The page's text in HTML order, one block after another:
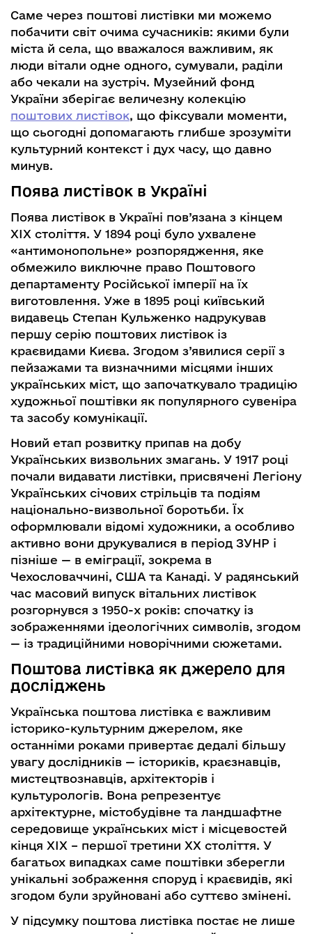
Саме через поштові листівки ми можемо
побачити світ очима сучасників: якими були
міста й села, що вважалося важливим, як
люди вітали одне одного, сумували, раділи
або чекали на зустріч. Музейний фонд
України зберігає величезну колекцію
поштових листівок, що фіксували моменти,
що сьогодні допомагають глибше зрозуміти
культурний контекст і дух часу, що давно
минув.
Поява листівок в Україні
Поява листівок в Україні пов’язана з кінцем
ХІХ століття. У 1894 році було ухвалене
«антимонопольне» розпорядження, яке
обмежило виключне право Поштового
департаменту Російської імперії на їх
виготовлення. Уже в 1895 році київський
видавець Степан Кульженко надрукував
першу серію поштових листівок із
краєвидами Києва. Згодом з’явилися серії з
пейзажами та визначними місцями інших
українських міст, що започаткувало традицію
художньої поштівки як популярного сувеніра
та засобу комунікації.
Новий етап розвитку припав на добу
Українських визвольних змагань. У 1917 році
почали видавати листівки, присвячені Легіону
Українських січових стрільців та подіям
національно-визвольної боротьби. Їх
оформлювали відомі художники, а особливо
активно вони друкувалися в період ЗУНР і
пізніше — в еміграції, зокрема в
Чехословаччині, США та Канаді. У радянський
час масовий випуск вітальних листівок
розгорнувся з 1950-х років: спочатку із
зображеннями ідеологічних символів, згодом
— із традиційними новорічними сюжетами.
Поштова листівка як джерело для
досліджень
Українська поштова листівка є важливим
історико-культурним джерелом, яке
останніми роками привертає дедалі більшу
увагу дослідників — істориків, краєзнавців,
мистецтвознавців, архітекторів і
культурологів. Вона репрезентує
архітектурне, містобудівне та ландшафтне
середовище українських міст і місцевостей
кінця ХІХ – першої третини ХХ століття. У
багатьох випадках саме поштівки зберегли
унікальні зображення споруд і краєвидів, які
згодом були зруйновані або суттєво змінені.
У підсумку поштова листівка постає не лише